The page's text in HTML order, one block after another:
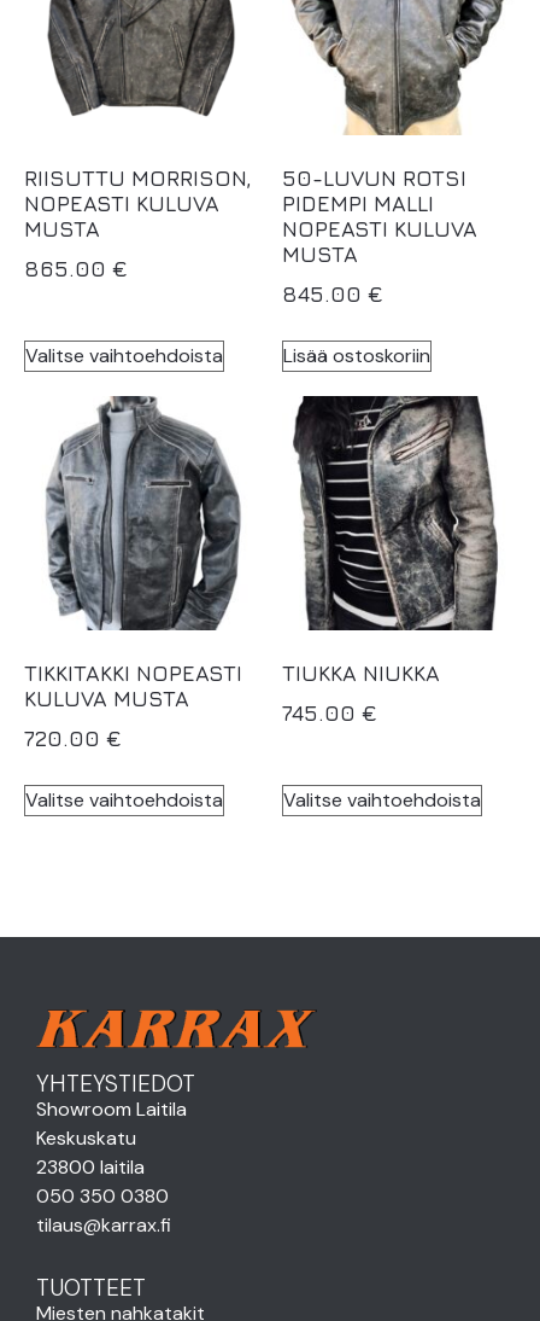
RIISUTTU MORRISON,
NOPEASTI KULUVA
MUSTA
865.00 €
Valitse vaihtoehdoista
50-LUVUN ROTSI
PIDEMPI MALLI
NOPEASTI KULUVA
MUSTA
845.00 €
Lisää ostoskoriin
TIKKITAKKI NOPEASTI
KULUVA MUSTA
720.00 €
Valitse vaihtoehdoista
TIUKKA NIUKKA
745.00 €
Valitse vaihtoehdoista
YHTEYSTIEDOT
Showroom Laitila
Keskuskatu
23800 laitila
050 350 0380
tilaus@karrax.fi
TUOTTEET
Miesten nahkatakit